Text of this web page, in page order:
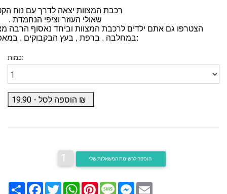
רכבת המצוות יצאה לדרך עם נוח
שאולי העוזר וציפי הנחמדת .
הצטרפו גם אתם ילדים לרכבת המצוות וביחד נאסוף הרבה
:במחלבה , ברפת , בעץ הבקבוקים ,
כמות:
הוספה לסל - 19.90
1
שתף Facebook
TwitterWhatsApp
PinterestMessageMessenger